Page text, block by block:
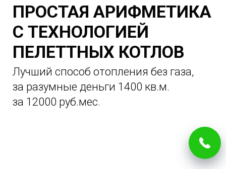
ПРОСТАЯ АРИФМЕТИКА
С ТЕХНОЛОГИЕЙ
ПЕЛЕТТНЫХ КОТЛОВ
Лучший способ отопления без газа,
за разумные деньги 1400 кв.м.
за 12000 руб.мес.